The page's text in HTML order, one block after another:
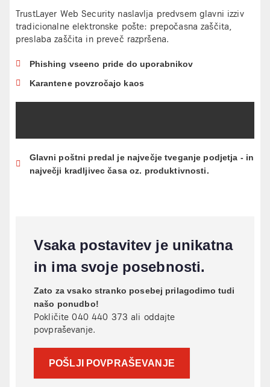
TrustLayer Web Security naslavlja predvsem glavni izziv
tradicionalne elektronske pošte: prepočasna zaščita,
preslaba zaščita in preveč razpršena.
Phishing vseeno pride do uporabnikov
Karantene povzročajo kaos
Glavni poštni predal je največje tveganje podjetja - in
največji kradljivec časa oz. produktivnosti.
Vsaka postavitev je unikatna
in ima svoje posebnosti.
Zato za vsako stranko posebej prilagodimo tudi
našo ponudbo!
Pokličite 040 440 373 ali oddajte
povpraševanje.
POŠLJI POVPRAŠEVANJE